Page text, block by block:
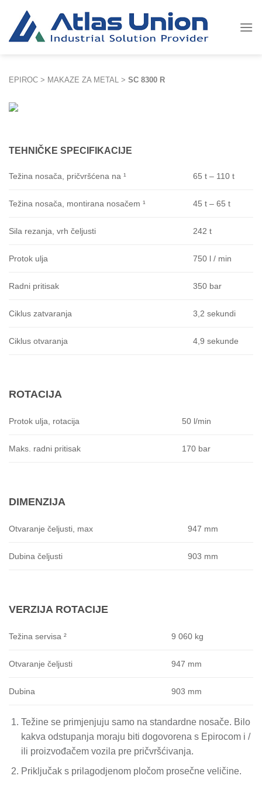
content
EPIROC > MAKAZE ZA METAL > SC 8300 R
TEHNIČKE SPECIFIKACIJE
Težina nosača, pričvršćena na ¹ 65 t – 110 t
Težina nosača, montirana nosačem ¹ 45 t – 65 t
Sila rezanja, vrh čeljusti 242 t
Protok ulja 750 l / min
Radni pritisak 350 bar
Ciklus zatvaranja 3,2 sekundi
Ciklus otvaranja 4,9 sekunde
ROTACIJA
Protok ulja, rotacija 50 l/min
Maks. radni pritisak 170 bar
DIMENZIJA
Otvaranje čeljusti, max 947 mm
Dubina čeljusti 903 mm
VERZIJA ROTACIJE
Težina servisa ² 9 060 kg
Otvaranje čeljusti 947 mm
Dubina 903 mm
Težine se primjenjuju samo na standardne nosače. Bilo
kakva odstupanja moraju biti dogovorena s Epirocom i /
ili proizvođačem vozila pre pričvršćivanja.
Priključak s prilagodjenom pločom prosečne veličine.